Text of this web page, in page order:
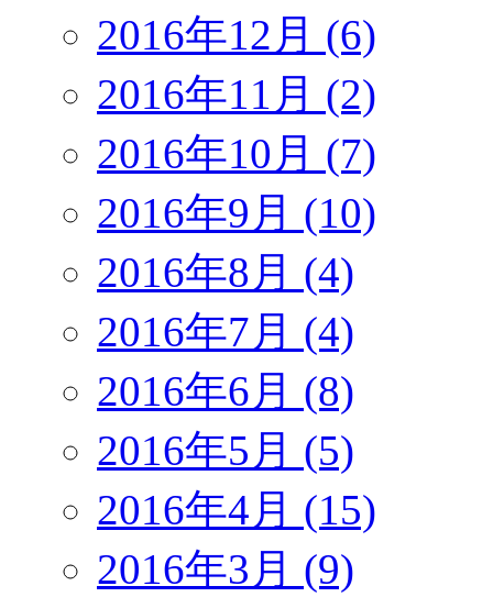
2016年12月 (6)
2016年11月 (2)
2016年10月 (7)
2016年9月 (10)
2016年8月 (4)
2016年7月 (4)
2016年6月 (8)
2016年5月 (5)
2016年4月 (15)
2016年3月 (9)